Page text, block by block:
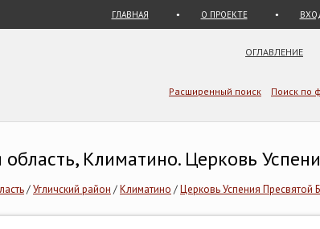
ГЛАВНАЯ О ПРОЕКТЕ
ОГЛАВЛЕНИЕ
Расширенный поиск Поиск по
область, Климатино. Церковь
/Угличский район /Климатино /Церковь Успения Пресвятой